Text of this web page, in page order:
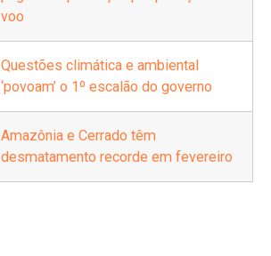
voo
Questões climática e ambiental
‘povoam’ o 1º escalão do governo
Amazônia e Cerrado têm
desmatamento recorde em fevereiro